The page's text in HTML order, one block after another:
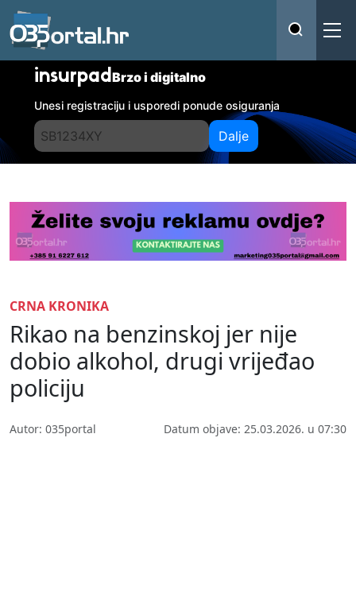
insurpadBrzo i digitalno
Unesi registraciju i usporedi ponude osiguranja
Dalje
CRNA KRONIKA
Rikao na benzinskoj jer nije
dobio alkohol, drugi vrijeđao
policiju
Autor: 035portal Datum objave: 25.03.2026. u 07:30